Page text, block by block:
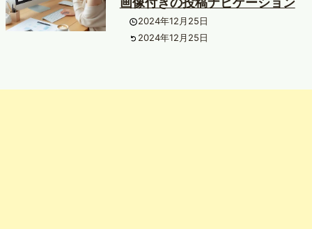
2024年12月25日
2024年12月25日